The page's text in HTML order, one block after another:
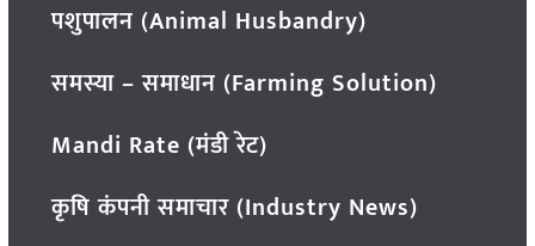
पशुपालन (Animal Husbandry)
समस्या – समाधान (Farming Solution)
Mandi Rate (मंडी रेट)
कृषि कंपनी समाचार (Industry News)